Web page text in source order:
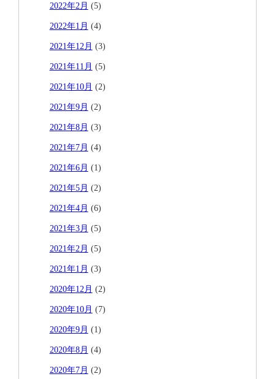
2022年2月 (5)
2022年1月 (4)
2021年12月 (3)
2021年11月 (5)
2021年10月 (2)
2021年9月 (2)
2021年8月 (3)
2021年7月 (4)
2021年6月 (1)
2021年5月 (2)
2021年4月 (6)
2021年3月 (5)
2021年2月 (5)
2021年1月 (3)
2020年12月 (2)
2020年10月 (7)
2020年9月 (1)
2020年8月 (4)
2020年7月 (2)